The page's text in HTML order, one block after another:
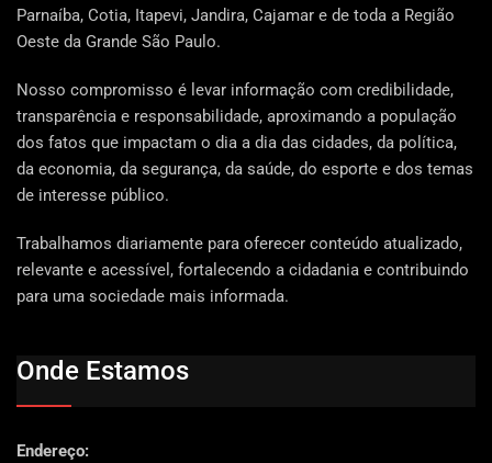
Parnaíba, Cotia, Itapevi, Jandira, Cajamar e de toda a Região
Oeste da Grande São Paulo.
Nosso compromisso é levar informação com credibilidade,
transparência e responsabilidade, aproximando a população
dos fatos que impactam o dia a dia das cidades, da política,
da economia, da segurança, da saúde, do esporte e dos temas
de interesse público.
Trabalhamos diariamente para oferecer conteúdo atualizado,
relevante e acessível, fortalecendo a cidadania e contribuindo
para uma sociedade mais informada.
Onde Estamos
Endereço: